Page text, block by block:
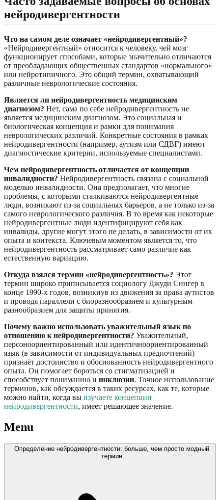
нейродивергентности
Что на самом деле означает «нейродивергентный»?
«Нейродивергентный» относится к человеку, чей мозг
функционирует способами, которые значительно отличаются
от преобладающих общественных стандартов «нормального»
или нейротипичного. Это общий термин, охватывающий
различные неврологические состояния.
Является ли нейродивергентность медицинским
диагнозом? Нет, сама по себе нейродивергентность не
является медицинским диагнозом. Это социальная и
биологическая концепция и рамки для понимания
неврологических различий. Конкретные состояния в рамках
нейродивергентности (например, аутизм или СДВГ) имеют
диагностические критерии, используемые специалистами.
Чем нейродивергентность отличается от концепции
инвалидности? Нейродивергентность связана с социальной
моделью инвалидности. Она предполагает, что многие
проблемы, с которыми сталкиваются нейродивергентные
люди, возникают из-за социальных барьеров, а не только из-за
самого неврологического различия. В то время как некоторые
нейродивергентные люди идентифицируют себя как
инвалиды, другие могут этого не делать, в зависимости от их
опыта и контекста. Ключевым моментом является то, что
нейродивергентность рассматривает само различие как
естественную вариацию.
Откуда взялся термин «нейродивергентность»? Этот
термин широко приписывается социологу Джуди Сингер в
конце 1990-х годов, возникнув из движения за права аутистов
и проводя параллели с биоразнообразием и культурным
разнообразием для защиты принятия.
Почему важно использовать уважительный язык по
отношению к нейродивергентности? Уважительный,
персоноориентированный или идентичноориентированный
язык (в зависимости от индивидуальных предпочтений)
признаёт достоинство и обоснованность нейродивергентного
опыта. Он помогает бороться со стигматизацией и
способствует пониманию и инклюзии. Точное использование
терминов, как обсуждается в таких ресурсах, как те, которые
можно найти, когда вы изучаете концепции
нейродивергентности, имеет решающее значение.
Menu
Определение нейродивергентности: больше, чем просто модный
термин